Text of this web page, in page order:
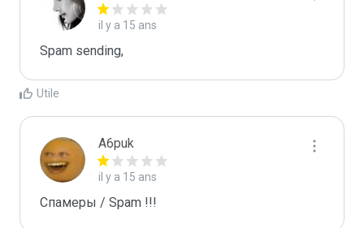
il y a 15 ans
Spam sending,
Utile
A6puk
il y a 15 ans
Спамеры / Spam !!!